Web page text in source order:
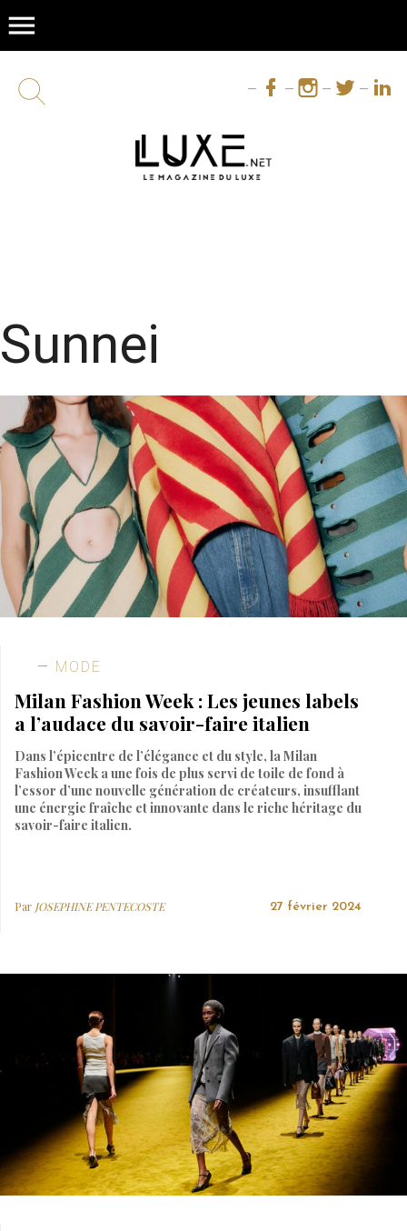
menu
Sunnei
MODE
Milan Fashion Week : Les jeunes labels
a l’audace du savoir-faire italien
Dans l’épicentre de l’élégance et du style, la Milan
Fashion Week a une fois de plus servi de toile de fond à
l’essor d’une nouvelle génération de créateurs, insufflant
une énergie fraîche et innovante dans le riche héritage du
savoir-faire italien.
Par JOSEPHINE PENTECOSTE 27 février 2024